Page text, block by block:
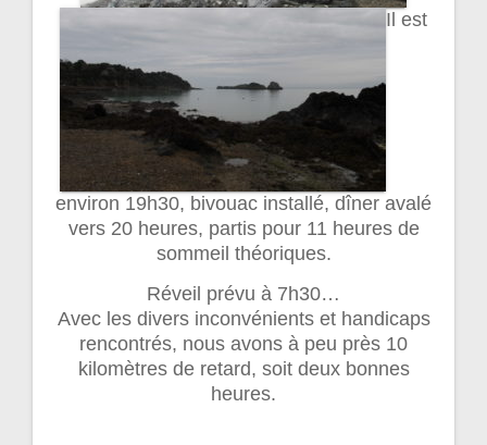
Il est
environ 19h30, bivouac installé, dîner avalé
vers 20 heures, partis pour 11 heures de
sommeil théoriques.
Réveil prévu à 7h30…
Avec les divers inconvénients et handicaps
rencontrés, nous avons à peu près 10
kilomètres de retard, soit deux bonnes
heures.